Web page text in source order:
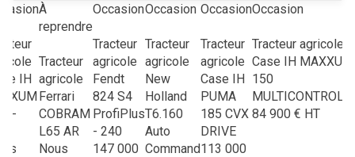
IH
-
À
reprendre
Tracteur
agricole
Ferrari
COBRAM
L65 AR
Nous
Occasion
Tracteur
agricole
Fendt
824 S4
ProfiPlus
- 240
147 000
Occasion
Tracteur
agricole
New
Holland
T6.160
Auto
Command
Occasion
Tracteur
agricole
Case IH
PUMA
185 CVX
DRIVE
113 000
Occasion
Tracteur agricole
Case IH MAXXUM
150
84 900 € HT